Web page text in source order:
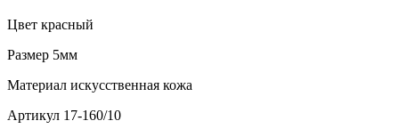
Цвет красный
Размер 5мм
Материал искусственная кожа
Артикул 17-160/10